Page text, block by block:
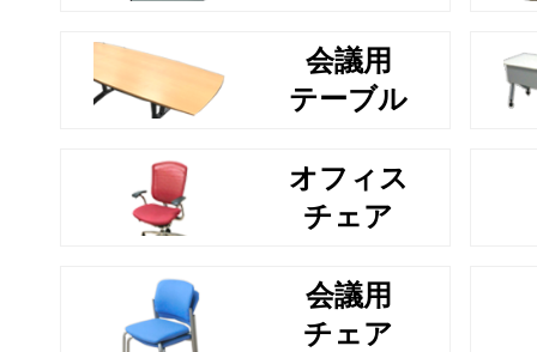
会議用
テーブル
オフィス
チェア
会議用
チェア